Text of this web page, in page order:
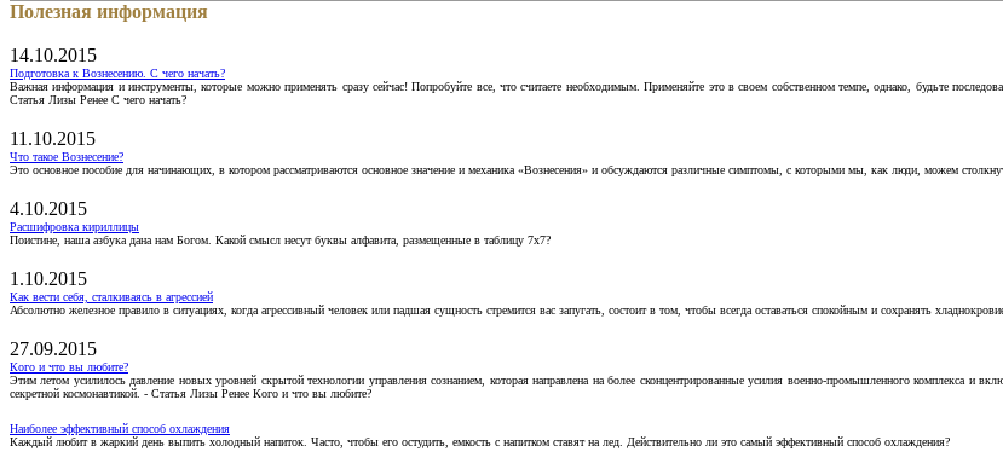
Полезная информация
14.10.2015
Подготовка к Вознесению. С чего начать?
Важная информация и инструменты, которые можно применять сразу сейчас! Попробуйте все, что считаете необходимым. Применяйте это в своем собственном темпе, однако, будьте
Статья Лизы Ренее С чего начать?
11.10.2015
Что такое Вознесение?
Это основное пособие для начинающих, в котором рассматриваются основное значение и механика «Вознесения» и обсуждаются различные симптомы, с которыми мы, как люди, можем
4.10.2015
Расшифровка кириллицы
Поистине, наша азбука дана нам Богом. Какой смысл несут буквы алфавита, размещенные в таблицу 7х7?
1.10.2015
Как вести себя, сталкиваясь в агрессией
Абсолютно железное правило в ситуациях, когда агрессивный человек или падшая сущность стремится вас запугать, состоит в том, чтобы всегда оставаться спокойным и сохранять
27.09.2015
Кого и что вы любите?
Этим летом усилилось давление новых уровней скрытой технологии управления сознанием, которая направлена на более сконцентрированные усилия военно-промышленного комплекса и
секретной космонавтикой. - Статья Лизы Ренее Кого и что вы любите?
Наиболее эффективный способ охлаждения
Каждый любит в жаркий день выпить холодный напиток. Часто, чтобы его остудить, емкость с напитком ставят на лед. Действительно ли это самый эффективный способ охлаждения?